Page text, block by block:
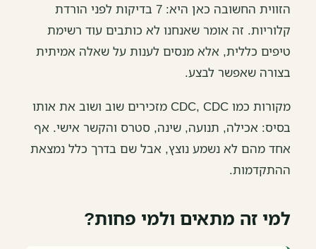
הזווית החשובה כאן היא: 7 בדיקות לפני הורדת
קלוריות. זה אומר שאנחנו לא כותבים עוד רשימת
טיפים כללית, אלא מנסים לענות על שאלה אמיתית
בצורה שאפשר לבצע.
מקורות כמו CDC, CDC מזכירים שוב ושוב את אותו
בסיס: אכילה, תנועה, שינה, סטרס והקשר אישי. אף
אחד מהם לא נשמע נוצץ, אבל שם בדרך כלל נמצאת
ההתקדמות.
למי זה מתאים ולמי פחות?